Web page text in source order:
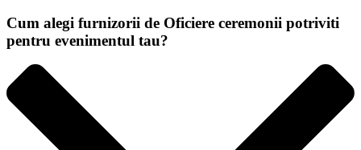
Cum alegi furnizorii de Oficiere ceremonii potriviti
pentru evenimentul tau?